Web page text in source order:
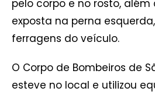
pelo corpo e no rosto,
exposta na perna
ferragens do veículo.
O Corpo de Bombeiros de
esteve no local e utilizou